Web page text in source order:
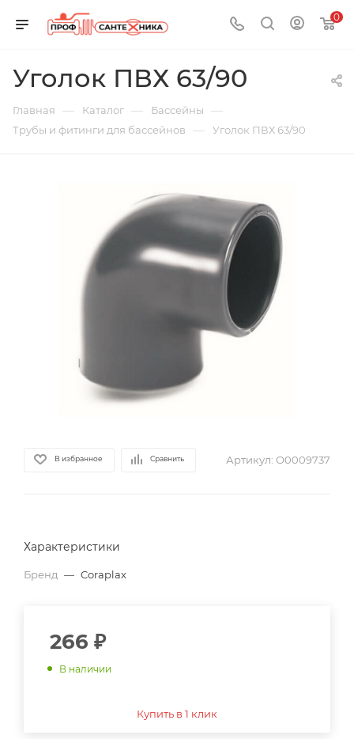
0
Уголок ПВХ 63/90
Главная — Каталог — Бассейны —
Трубы и фитинги для бассейнов — Уголок ПВХ 63/90
В избранное Сравнить Артикул: О0009737
Характеристики
Бренд — Coraplax
266 ₽
В наличии
Купить в 1 клик